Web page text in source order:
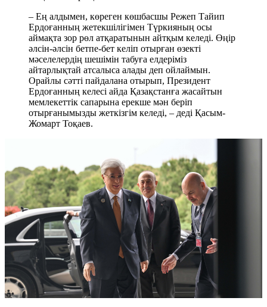
– Ең алдымен, көреген көшбасшы Режеп Тайип
Ердоғанның жетекшілігімен Түркияның осы
аймақта зор рөл атқаратынын айтқым келеді. Өңір
әлсін-әлсін бетпе-бет келіп отырған өзекті
мәселелердің шешімін табуға елдеріміз
айтарлықтай атсалыса алады деп ойлаймын.
Орайлы сәтті пайдалана отырып, Президент
Ердоғанның келесі айда Қазақстанға жасайтын
мемлекеттік сапарына ерекше мән беріп
отырғанымызды жеткізгім келеді, – деді Қасым-
Жомарт Тоқаев.